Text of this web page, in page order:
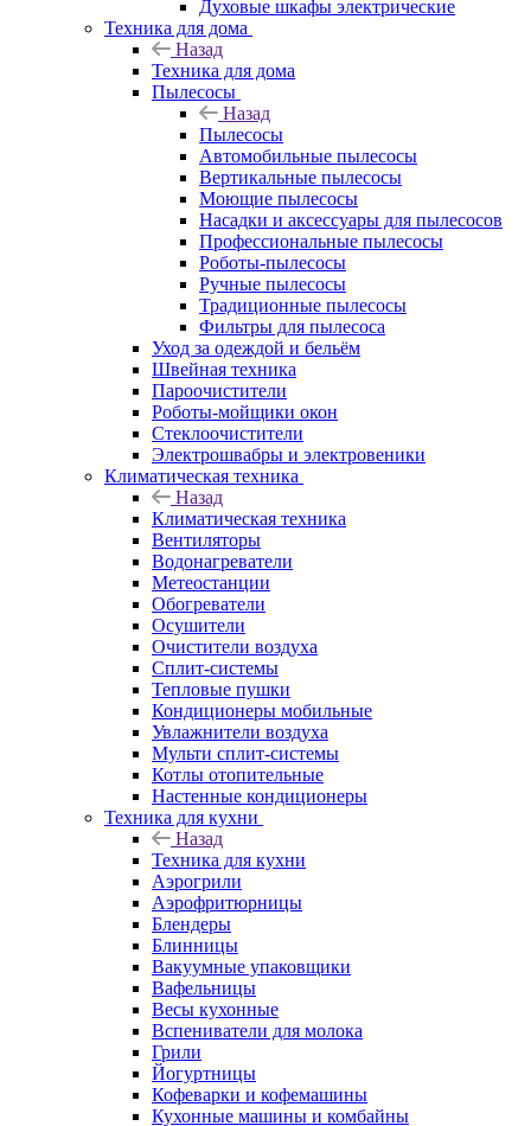
Духовые шкафы электрические
Техника для дома
Назад
Техника для дома
Пылесосы
Назад
Пылесосы
Автомобильные пылесосы
Вертикальные пылесосы
Моющие пылесосы
Насадки и аксессуары для пылесосов
Профессиональные пылесосы
Роботы-пылесосы
Ручные пылесосы
Традиционные пылесосы
Фильтры для пылесоса
Уход за одеждой и бельём
Швейная техника
Пароочистители
Роботы-мойщики окон
Стеклоочистители
Электрошвабры и электровеники
Климатическая техника
Назад
Климатическая техника
Вентиляторы
Водонагреватели
Метеостанции
Обогреватели
Осушители
Очистители воздуха
Сплит-системы
Тепловые пушки
Кондиционеры мобильные
Увлажнители воздуха
Мульти сплит-системы
Котлы отопительные
Настенные кондиционеры
Техника для кухни
Назад
Техника для кухни
Аэрогрили
Аэрофритюрницы
Блендеры
Блинницы
Вакуумные упаковщики
Вафельницы
Весы кухонные
Вспениватели для молока
Грили
Йогуртницы
Кофеварки и кофемашины
Кухонные машины и комбайны